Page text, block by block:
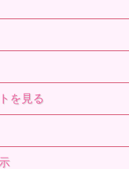
を見る